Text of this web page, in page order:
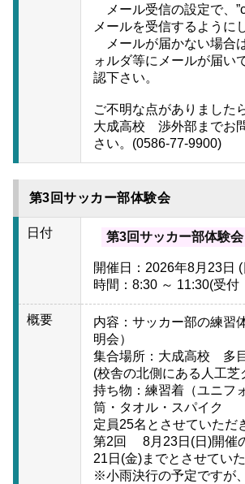
メール受信の設定で、
メールを受信するように
メールが届かない場合
ォルダ等にメールが届い
認下さい。
ご不明な点がありました
大成高校 渉外部までお
さい。(0586-77-9900)
第3回サッカー部体験会
日付 第3回サッカー部体験会
開催日：2026年8月23日 (
時間：8:30 ～ 11:30(受
概要
内容：サッカー部の練習
明会）
集合場所：大成高校 多
(校舎の北側にある人工芝
持ち物：練習着（ユニフ
筒・タオル・スパイク
定員25名とさせていただ
第2回 8月23日(日)開催
21日(金)までとさせていた
※小雨決行の予定ですが